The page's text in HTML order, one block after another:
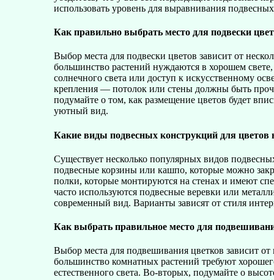
использовать уровень для выравнивания
Как правильно выбрать место для подвески
Выбор места для подвески цветов зависит от
большинство растений нуждаются в хорошем
солнечного света или доступ к искусственному
крепления — потолок или стены должны быть
подумайте о том, как размещение цветов будет
уютный вид.
Какие виды подвесных конструкций для цветов
Существует несколько популярных видов
подвесные корзины или кашпо, которые можно
полки, которые монтируются на стенах и имеют
часто используются подвесные веревки или
современный вид. Варианты зависят от стиля
Как выбрать правильное место для
Выбор места для подвешивания цветков зависит
большинство комнатных растений требуют
естественного света. Во-вторых, подумайте о